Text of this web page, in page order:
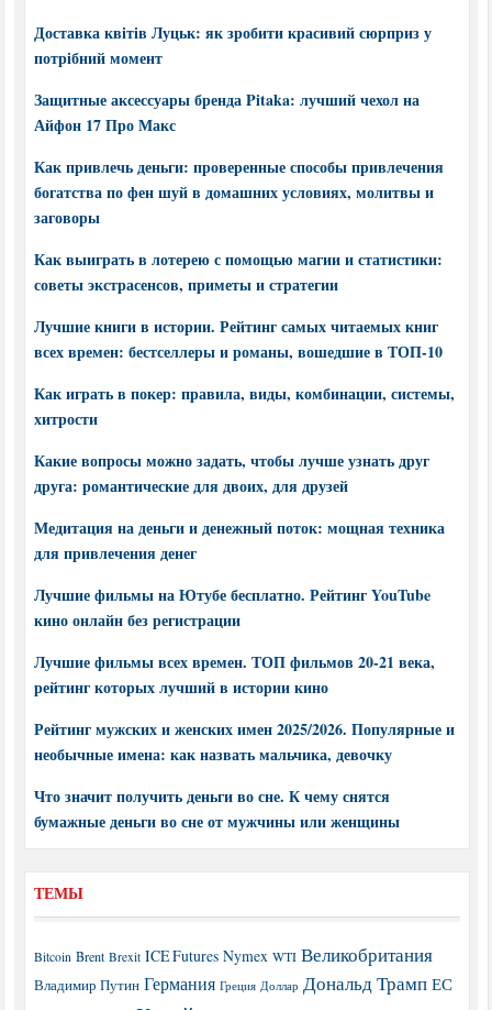
Доставка квітів Луцьк: як зробити красивий сюрприз у
потрібний момент
Защитные аксессуары бренда Pitaka: лучший чехол на
Айфон 17 Про Макс
Как привлечь деньги: проверенные способы привлечения
богатства по фен шуй в домашних условиях, молитвы и
заговоры
Как выиграть в лотерею с помощью магии и статистики:
советы экстрасенсов, приметы и стратегии
Лучшие книги в истории. Рейтинг самых читаемых книг
всех времен: бестселлеры и романы, вошедшие в ТОП-10
Как играть в покер: правила, виды, комбинации, системы,
хитрости
Какие вопросы можно задать, чтобы лучше узнать друг
друга: романтические для двоих, для друзей
Медитация на деньги и денежный поток: мощная техника
для привлечения денег
Лучшие фильмы на Ютубе бесплатно. Рейтинг YouTube
кино онлайн без регистрации
Лучшие фильмы всех времен. ТОП фильмов 20-21 века,
рейтинг которых лучший в истории кино
Рейтинг мужских и женских имен 2025/2026. Популярные и
необычные имена: как назвать мальчика, девочку
Что значит получить деньги во сне. К чему снятся
бумажные деньги во сне от мужчины или женщины
ТЕМЫ
Bitcoin Brent Brexit ICE Futures Nymex WTI Великобритания
Владимир Путин Германия Греция Доллар Дональд Трамп ЕС